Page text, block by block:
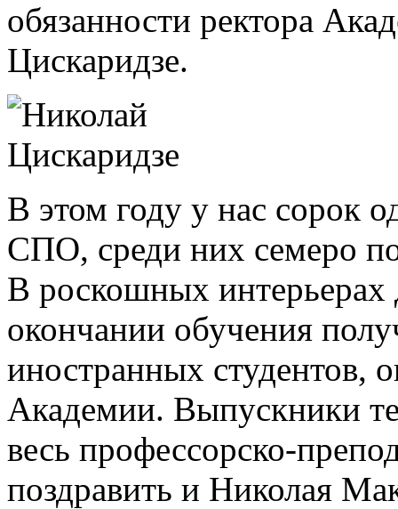
обязанности ректора
Цискаридзе.
В этом году у нас сорок
СПО, среди них семеро
В роскошных интерьерах
окончании обучения
иностранных студентов,
Академии. Выпускники
весь профессорско-
поздравить и Николая